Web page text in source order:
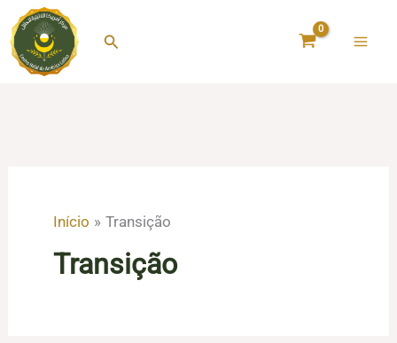
para
Pesquisar
Início Transição
Transição